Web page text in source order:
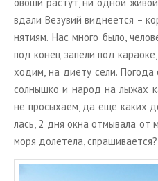
вдали Ве­зу­вий вид­не­ет­ся –
ня­ти­ям. Нас много было,
под конец за­пе­ли под
хо­дим, на диету сели. По­го­да
сол­ныш­ко и народ на лыжах
не про­сы­ха­ем, да еще каких
лась, 2 дня окна от­мы­ва­ла от
моря до­ле­те­ла,